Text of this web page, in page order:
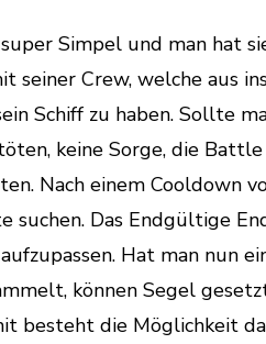
Simpel und man hat
Crew, welche aus
Schiff zu haben. Sollte
keine Sorge, die Battle
Nach einem Cooldown
suchen. Das Endgültige
Hat man nun
können Segel
besteht die Möglichkeit